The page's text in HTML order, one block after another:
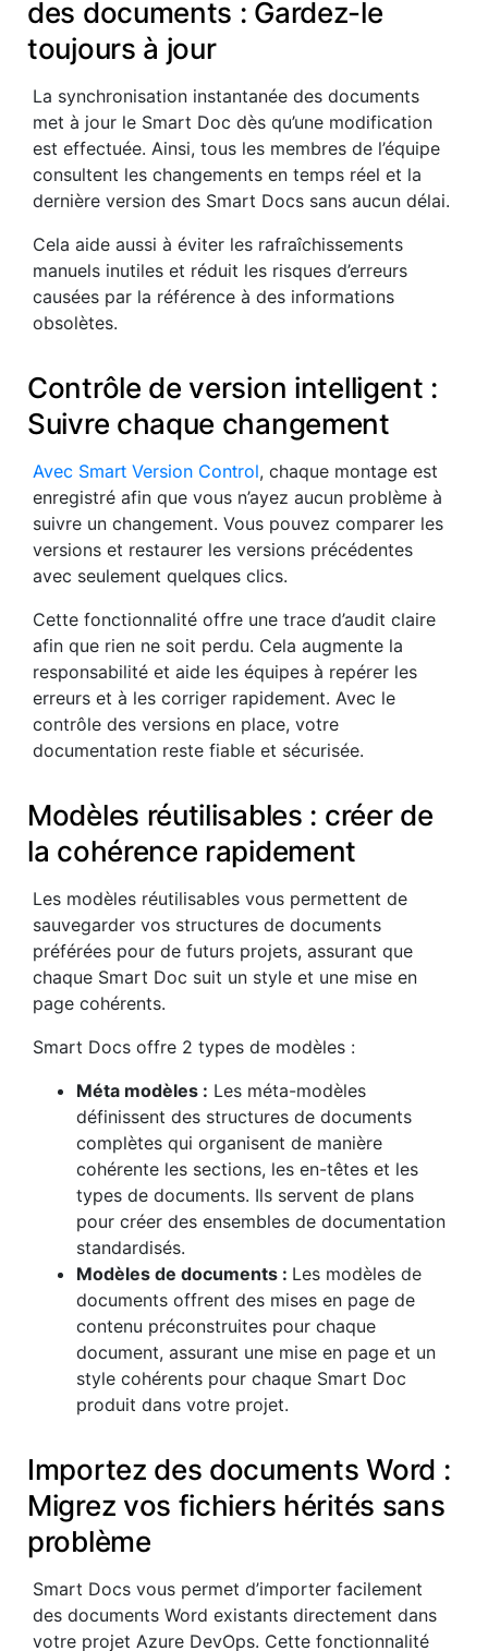
des documents : Gardez-le
toujours à jour
La synchronisation instantanée des documents
met à jour le Smart Doc dès qu’une modification
est effectuée. Ainsi, tous les membres de l’équipe
consultent les changements en temps réel et la
dernière version des Smart Docs sans aucun délai.
Cela aide aussi à éviter les rafraîchissements
manuels inutiles et réduit les risques d’erreurs
causées par la référence à des informations
obsolètes.
Contrôle de version intelligent :
Suivre chaque changement
Avec Smart Version Control, chaque montage est
enregistré afin que vous n’ayez aucun problème à
suivre un changement. Vous pouvez comparer les
versions et restaurer les versions précédentes
avec seulement quelques clics.
Cette fonctionnalité offre une trace d’audit claire
afin que rien ne soit perdu. Cela augmente la
responsabilité et aide les équipes à repérer les
erreurs et à les corriger rapidement. Avec le
contrôle des versions en place, votre
documentation reste fiable et sécurisée.
Modèles réutilisables : créer de
la cohérence rapidement
Les modèles réutilisables vous permettent de
sauvegarder vos structures de documents
préférées pour de futurs projets, assurant que
chaque Smart Doc suit un style et une mise en
page cohérents.
Smart Docs offre 2 types de modèles :
Méta modèles : Les méta-modèles
définissent des structures de documents
complètes qui organisent de manière
cohérente les sections, les en-têtes et les
types de documents. Ils servent de plans
pour créer des ensembles de documentation
standardisés.
Modèles de documents : Les modèles de
documents offrent des mises en page de
contenu préconstruites pour chaque
document, assurant une mise en page et un
style cohérents pour chaque Smart Doc
produit dans votre projet.
Importez des documents Word :
Migrez vos fichiers hérités sans
problème
Smart Docs vous permet d’importer facilement
des documents Word existants directement dans
votre projet Azure DevOps. Cette fonctionnalité